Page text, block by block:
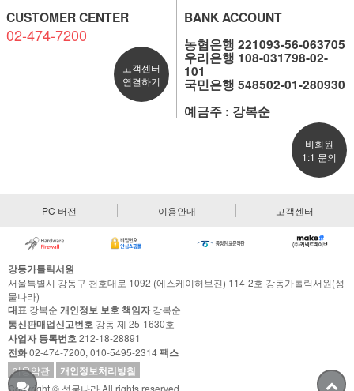
CUSTOMER CENTER
02-474-7200
고객센터
연결하기
BANK ACCOUNT
농협은행 221093-56-063705
우리은행 108-031798-02-
101
국민은행 548502-01-280930
예금주 : 강복순
비회원
1:1 문의
PC 버전 이용안내 고객센터
강동가톨릭서원
서울특별시 강동구 천호대로 1092 (에스케이허브진) 114-2호 강동가톨릭서원(성
물나라)
대표 강복순 개인정보 보호 책임자강복순
통신판매업신고번호 강동 제 25-1630호
사업자 등록번호212-18-28891
전화02-474-7200, 010-5495-2314팩스
이용약관 개인정보처리방침
Copyright © 성물나라 All rights reserved.